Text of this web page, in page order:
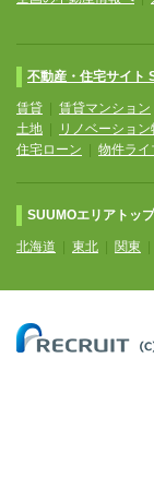
不動産・住宅サイト
賃貸 賃貸マンション
土地
リノベーション
住宅ローン
物件ライ
SUUMOエリアトッ
北海道 東北 関東